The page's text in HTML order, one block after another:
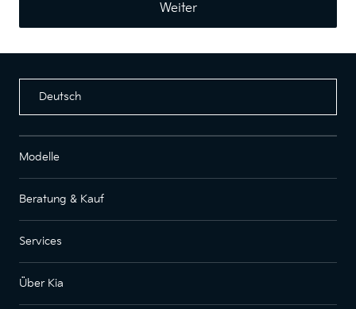
Weiter
Deutsch
Modelle
Beratung & Kauf
Services
Über Kia